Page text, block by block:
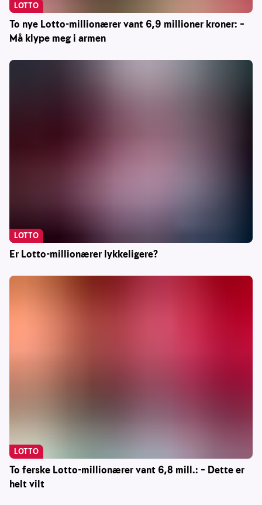
To nye Lotto-millionærer vant 6,9 millioner kroner: –
Må klype meg i armen
LOTTO
Er Lotto-millionærer lykkeligere?
LOTTO
To ferske Lotto-millionærer vant 6,8 mill.: – Dette er
helt vilt
LOTTO